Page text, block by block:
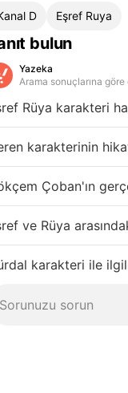
D Eşref Ruya
bulun
Yazeka
Arama sonuçlarına
Rüya karakteri
karakterinin
Çoban'ın
ve Rüya
karakteri ile